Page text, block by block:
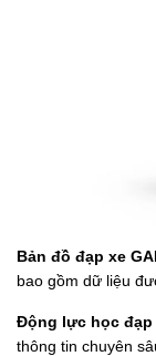
Bản đồ đạp xe
bao gồm dữ liệu
Động lực học đạp
thông tin chuyên